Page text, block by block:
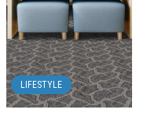
LIFESTYLE